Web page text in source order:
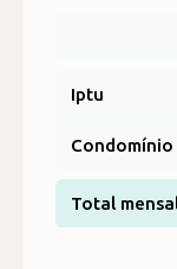
Iptu
Condomínio
Total